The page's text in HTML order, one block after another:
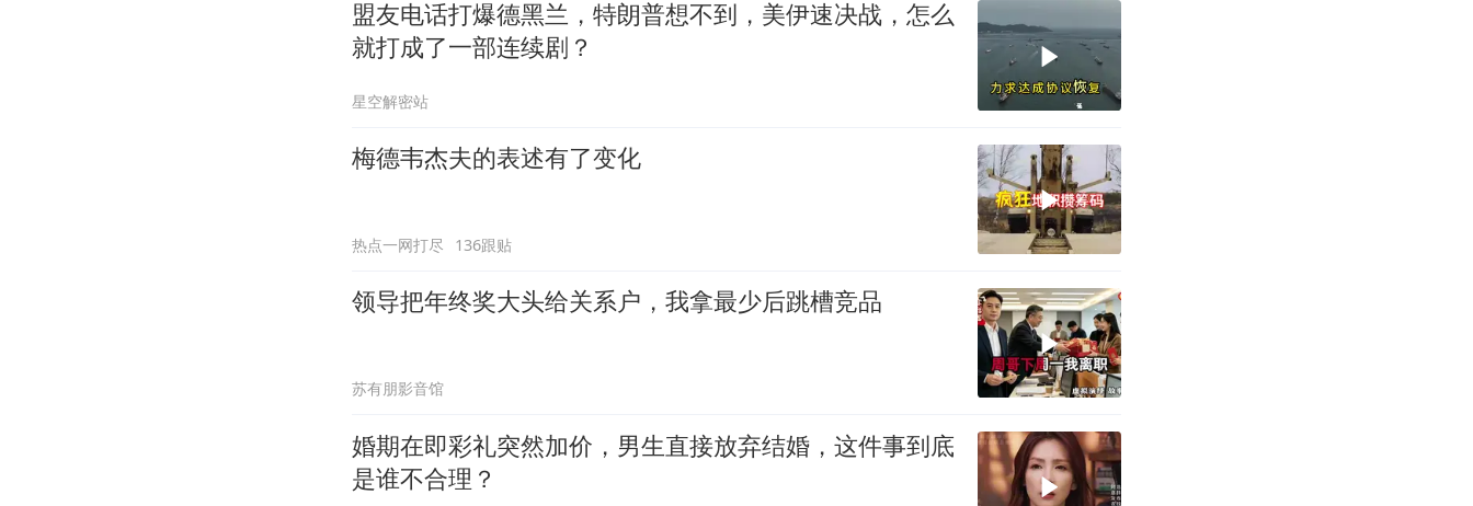
盟友电话打爆德黑兰，特朗普想不到，美伊速决战，怎么
就打成了一部连续剧？
星空解密站
梅德韦杰夫的表述有了变化
热点一网打尽 136跟贴
领导把年终奖大头给关系户，我拿最少后跳槽竞品
苏有朋影音馆
婚期在即彩礼突然加价，男生直接放弃结婚，这件事到底
是谁不合理？